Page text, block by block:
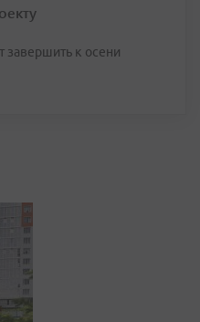
завершить к осени